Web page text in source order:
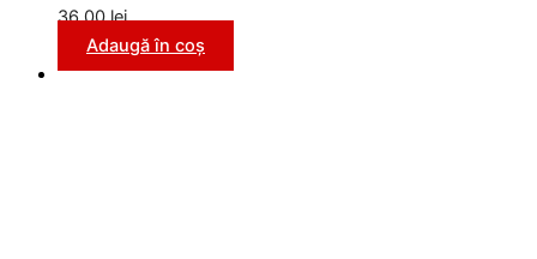
36,00lei
Adaugă în coș